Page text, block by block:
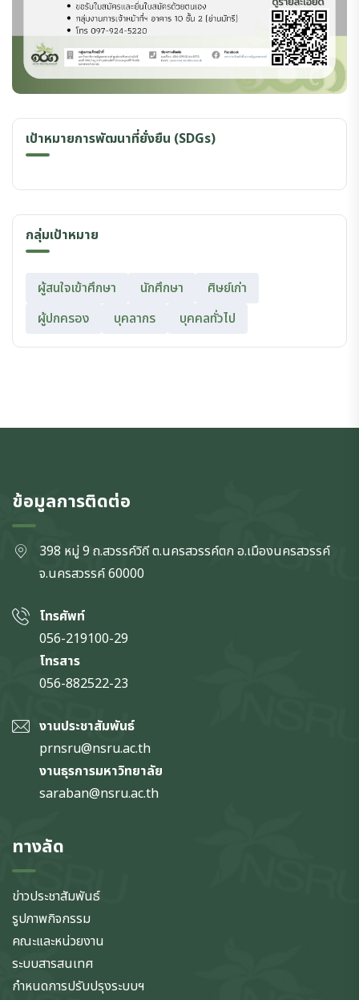
เป้าหมายการพัฒนาที่ยั่งยืน (SDGs)
กลุ่มเป้าหมาย
ผู้สนใจเข้าศึกษา นักศึกษา
ศิษย์เก่า
ผู้ปกครอง
บุคลากร บุคคลทั่วไป
ข้อมูลการติดต่อ
398 หมู่ 9 ถ.สวรรค์วิถี ต.นครสวรรค์ตก อ.เมืองนครสวรรค์
จ.นครสวรรค์60000
โทรศัพท์
056-219100-29
โทรสาร
056-882522-23
งานประชาสัมพันธ์
prnsru@nsru.ac.th
งานธุรการมหาวิทยาลัย
saraban@nsru.ac.th
ทางลัด
ข่าวประชาสัมพันธ์
รูปภาพกิจกรรม
คณะและหน่วยงาน
ระบบสารสนเทศ
กำหนดการปรับปรุงระบบฯ